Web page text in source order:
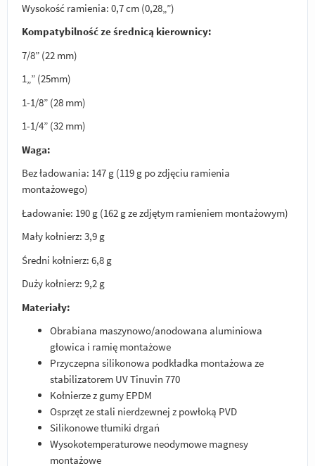
Wysokość ramienia: 0,7 cm (0,28„”)
Kompatybilność ze średnicą kierownicy:
7/8” (22 mm)
1„” (25mm)
1-1/8” (28 mm)
1-1/4” (32 mm)
Waga:
Bez ładowania: 147 g (119 g po zdjęciu ramienia
montażowego)
Ładowanie: 190 g (162 g ze zdjętym ramieniem montażowym)
Mały kołnierz: 3,9 g
Średni kołnierz: 6,8 g
Duży kołnierz: 9,2 g
Materiały:
Obrabiana maszynowo/anodowana aluminiowa
głowica i ramię montażowe
Przyczepna silikonowa podkładka montażowa ze
stabilizatorem UV Tinuvin 770
Kołnierze z gumy EPDM
Osprzęt ze stali nierdzewnej z powłoką PVD
Silikonowe tłumiki drgań
Wysokotemperaturowe neodymowe magnesy
montażowe